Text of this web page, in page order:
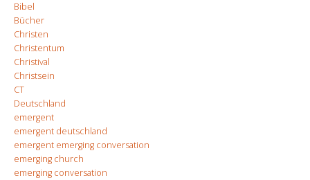
Bibel
Bücher
Christen
Christentum
Christival
Christsein
CT
Deutschland
emergent
emergent deutschland
emergent emerging conversation
emerging church
emerging conversation